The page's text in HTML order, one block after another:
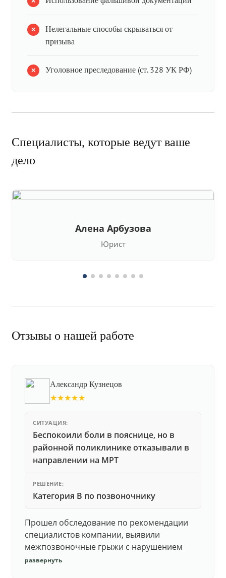
Нелегальные способы скрываться от
призыва
Уголовное преследование (ст. 328 УК РФ)
Специалисты, которые ведут ваше
дело
Алена Арбузова
Юрист
Отзывы о нашей работе
Александр Кузнецов
★★★★★
СИТУАЦИЯ:
Беспокоили боли в пояснице, но в
районной поликлинике отказывали в
направлении на МРТ
РЕШЕНИЕ:
Категория В по позвоночнику
Прошел обследование по рекомендации
специалистов компании, выявили
межпозвоночные грыжи с нарушением
функций. Юристы подготовили документы,
развернуть